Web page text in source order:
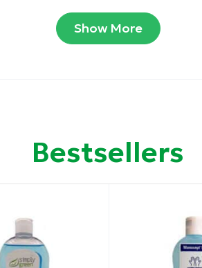
Show More
Bestsellers